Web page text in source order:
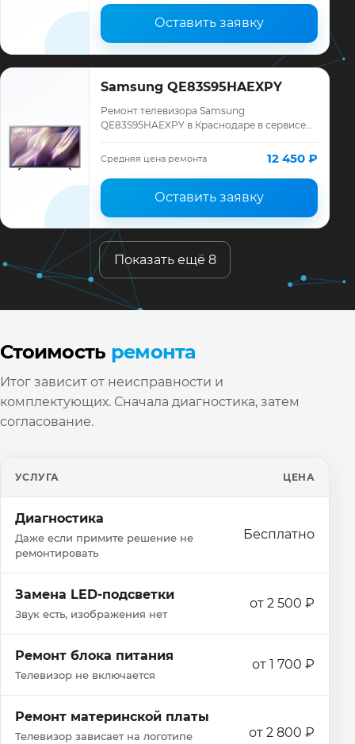
Оставить заявку
Samsung QE83S95HAEXPY
Ремонт телевизора Samsung
QE83S95HAEXPY в Краснодаре в сервисе
Samsung, смета до ремонта, запчасти и
гарантия до 12 месяц…
Средняя цена ремонта 12 450 ₽
Оставить заявку
Показать ещё 8
Стоимость ремонта
Итог зависит от неисправности и
комплектующих. Сначала диагностика, затем
согласование.
УСЛУГА ЦЕНА
Диагностика
Даже если примите решение не
ремонтировать
Бесплатно
Замена LED-подсветки
Звук есть, изображения нет
от 2 500 ₽
Ремонт блока питания
Телевизор не включается
от 1 700 ₽
Ремонт материнской платы
Телевизор зависает на логотипе
от 2 800 ₽